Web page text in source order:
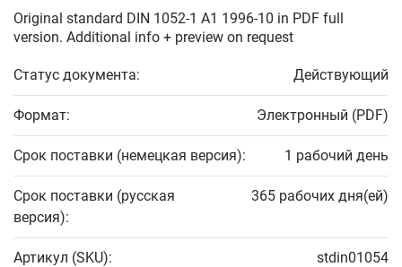
Original standard DIN 1052-1 A1 1996-10 in PDF full
version. Additional info + preview on request
Статус документа: Действующий
Формат: Электронный (PDF)
Срок поставки (немецкая версия): 1 рабочий день
Срок поставки (русская
версия):
365 рабочих дня(ей)
Артикул (SKU): stdin01054